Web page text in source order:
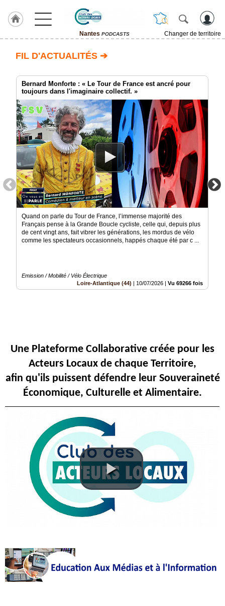
Nantes PODCASTS
Changer de territoire
HULCOQ
ACCUEIL
Nantes
Accueil
France
Pour
Pourquoi
concept
Nos
Objectifs
Actualités
Articles
Rubriques
Adhésion
partenaire
administration
boutique
FIL D'ACTUALITÉS ➔
Bernard Monforte : « Le Tour de France est ancré pour
toujours dans l'imaginaire collectif. »
Quand on parle du Tour de France, l’immense majorité des
Français pense à la Grande Boucle cycliste, celle qui, depuis plus
de cent vingt ans, fait vibrer les générations, les mordus de vélo
comme les spectateurs occasionnels, happés chaque été par c ...
Emission / Mobilité / Vélo Électrique
Loire-Atlantique (44)
10/07/2026 Vu 69266 fois
Une Plateforme Collaborative créée pour les
Acteurs Locaux de chaque Territoire,
afin qu'ils puissent défendre leur Souveraineté
Économique, Culturelle et Alimentaire.